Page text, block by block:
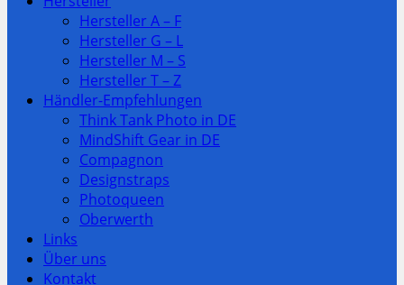
Hersteller A – F
Hersteller G – L
Hersteller M – S
Hersteller T – Z
Händler-Empfehlungen
Think Tank Photo in DE
MindShift Gear in DE
Compagnon
Designstraps
Photoqueen
Oberwerth
Links
Über uns
Kontakt